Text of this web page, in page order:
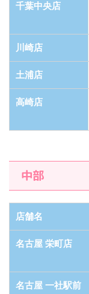
千葉中央店
川崎店
土浦店
高崎店
中部
店舗名
名古屋 栄町店
名古屋 一社駅前